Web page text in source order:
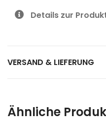
Details zur
VERSAND & LIEFERUNG
Ähnliche